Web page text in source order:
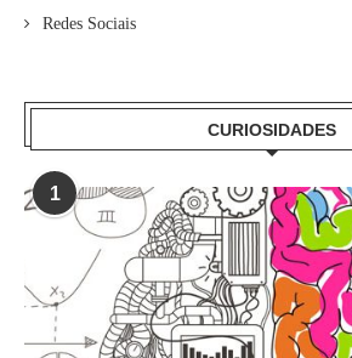
Redes Sociais
CURIOSIDADES
1